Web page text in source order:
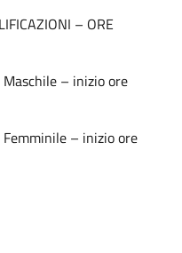
– ORE
Maschile – inizio ore
Femminile – inizio ore